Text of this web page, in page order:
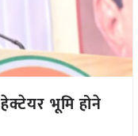
भूमि होने